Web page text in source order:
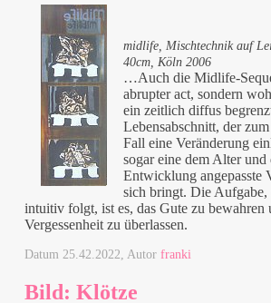
midlife, Mischtechnik auf
40cm, Köln 2006
…Auch die Midlife-
abrupter act, sondern
ein zeitlich diffus
Lebensabschnitt, der
Fall eine Veränderung
sogar eine dem Alter und
Entwicklung angepasste
sich bringt. Die Aufgabe,
intuitiv folgt, ist es, das Gute zu bewahren
Vergessenheit zu überlassen.
Datum25.42.2022, Autorfranki
Bild: Klötze